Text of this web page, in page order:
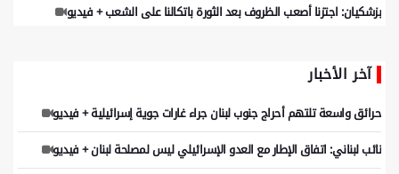
بزشكيان: اجتزنا أصعب الظروف بعد الثورة باتكالنا على الشعب + فيديو
آخر الأخبار
حرائق واسعة تلتهم أحراج جنوب لبنان جراء غارات جوية إسرائيلية + فيديو
نائب لبناني: اتفاق الإطار مع العدو الإسرائيلي ليس لمصلحة لبنان + فيديو